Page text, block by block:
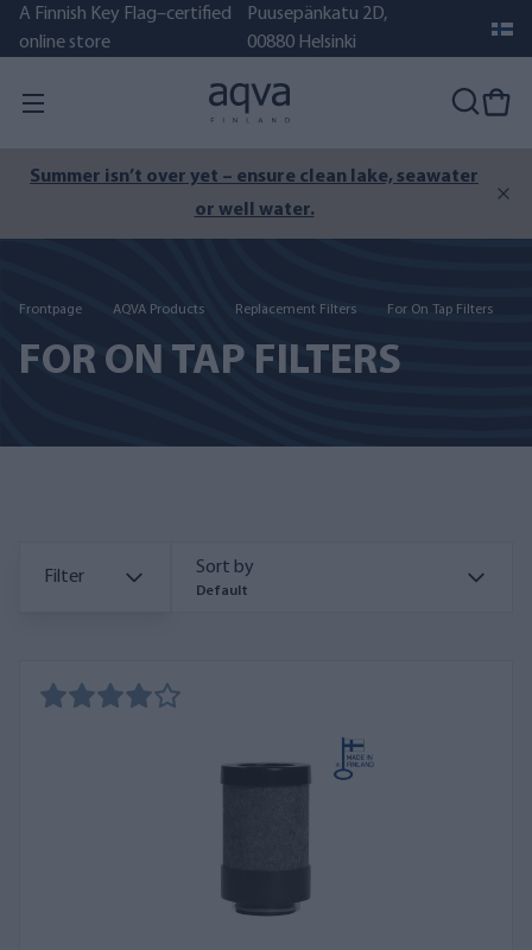
A Finnish Key Flag–certified
online store
Puusepänkatu 2D,
00880 Helsinki
Summer isn’t over yet – ensure clean lake, seawater
or well water.
Frontpage AQVA Products Replacement Filters For On Tap Filters
FOR ON TAP FILTERS
Filter Sort by
Default